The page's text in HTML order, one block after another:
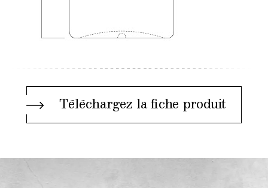
Téléchargez la fiche produit